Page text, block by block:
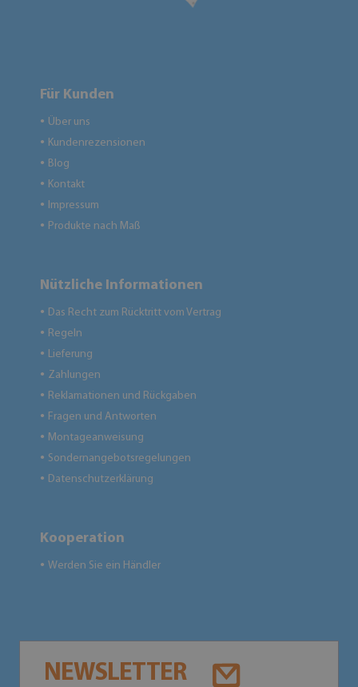
Für Kunden
● Über uns
● Kundenrezensionen
● Blog
● Kontakt
● Impressum
● Produkte nach Maß
Nützliche Informationen
● Das Recht zum Rücktritt vom Vertrag
● Regeln
● Lieferung
● Zahlungen
● Reklamationen und Rückgaben
● Fragen und Antworten
● Montageanweisung
● Sondernangebotsregelungen
● Datenschutzerklärung
Kooperation
● Werden Sie ein Händler
NEWSLETTER